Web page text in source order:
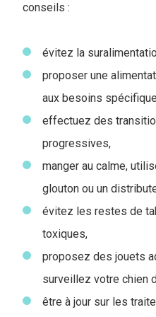
conseils :
évitez la
proposer une
aux besoins
effectuez des
progressives,
manger au calme,
glouton ou un
évitez les restes de
toxiques,
proposez des jouets
surveillez votre chien
être à jour sur les